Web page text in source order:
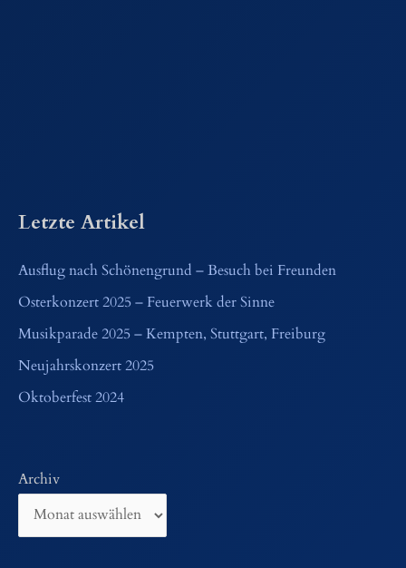
Letzte Artikel
Ausflug nach Schönengrund – Besuch bei Freunden
Osterkonzert 2025 – Feuerwerk der Sinne
Musikparade 2025 – Kempten, Stuttgart, Freiburg
Neujahrskonzert 2025
Oktoberfest 2024
Archiv